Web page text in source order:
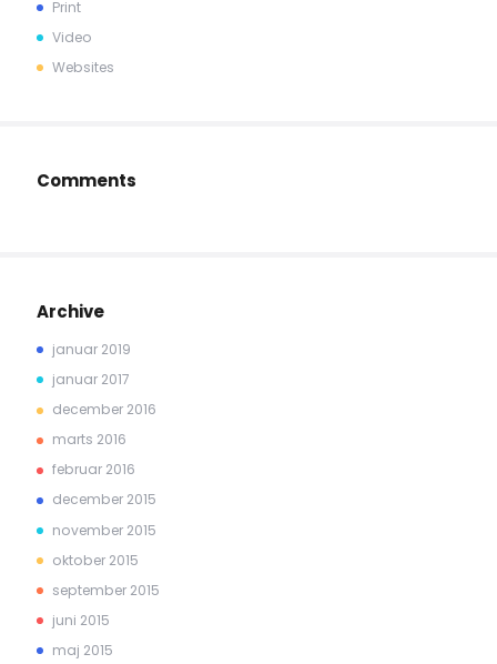
Print
Video
Websites
Comments
Archive
januar 2019
januar 2017
december 2016
marts 2016
februar 2016
december 2015
november 2015
oktober 2015
september 2015
juni 2015
maj 2015